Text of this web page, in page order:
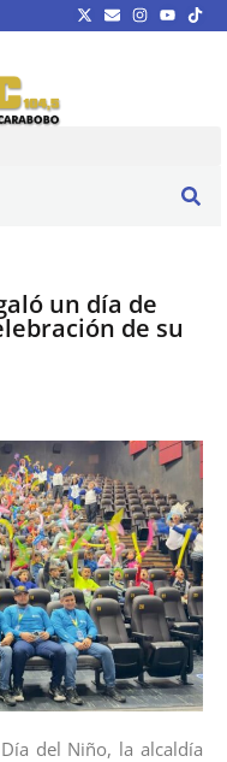
un día de
de su
del Niño, la alcaldía